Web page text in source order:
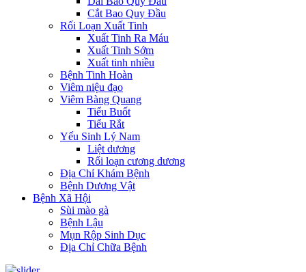
Cắt Bao Quy Đầu
Rối Loạn Xuất Tinh
Xuất Tinh Ra Máu
Xuất Tinh Sớm
Xuất tinh nhiều
Bệnh Tinh Hoàn
Viêm niệu đạo
Viêm Bàng Quang
Tiểu Buốt
Tiểu Rắt
Yếu Sinh Lý Nam
Liệt dương
Rối loạn cương dương
Địa Chỉ Khám Bệnh
Bệnh Dương Vật
Bệnh Xã Hội
Sùi mào gà
Bệnh Lậu
Mụn Rộp Sinh Dục
Địa Chỉ Chữa Bệnh